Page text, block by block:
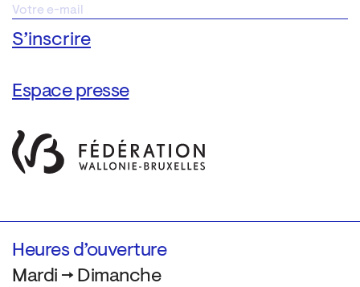
Espace presse
Heures d’ouverture
Mardi → Dimanche